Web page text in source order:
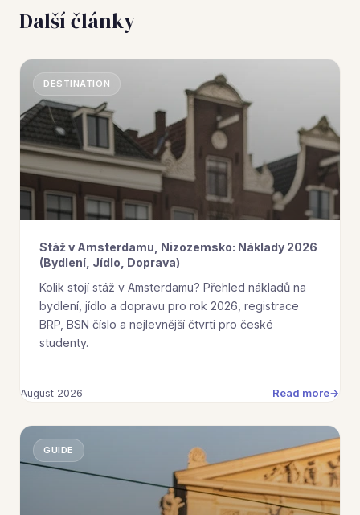
Další články
DESTINATION
Stáž v Amsterdamu, Nizozemsko: Náklady 2026
(Bydlení, Jídlo, Doprava)
Kolik stojí stáž v Amsterdamu? Přehled nákladů na
bydlení, jídlo a dopravu pro rok 2026, registrace
BRP, BSN číslo a nejlevnější čtvrti pro české
studenty.
August 2026 Read more
GUIDE